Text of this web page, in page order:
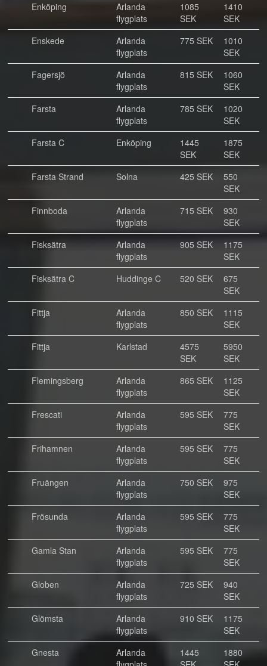
Enköping
Arlanda
flygplats
1085
SEK
1410
SEK
Enskede
Arlanda
flygplats
775 SEK
1010
SEK
Fagersjö
Arlanda
flygplats
815 SEK
1060
SEK
Farsta
Arlanda
flygplats
785 SEK
1020
SEK
Farsta C
Enköping
1445
SEK
1875
SEK
Farsta Strand
Solna 425 SEK
550
SEK
Finnboda
Arlanda
flygplats
715 SEK
930
SEK
Fisksätra
Arlanda
flygplats
905 SEK
1175
SEK
Fisksätra C
Huddinge C 520 SEK
675
SEK
Fittja
Arlanda
flygplats
850 SEK
1115
SEK
Fittja
Karlstad
4575
SEK
5950
SEK
Flemingsberg
Arlanda
flygplats
865 SEK
1125
SEK
Frescati
Arlanda
flygplats
595 SEK
775
SEK
Frihamnen
Arlanda
flygplats
595 SEK
775
SEK
Fruängen
Arlanda
flygplats
750 SEK
975
SEK
Frösunda
Arlanda
flygplats
595 SEK
775
SEK
Gamla Stan
Arlanda
flygplats
595 SEK
775
SEK
Globen
Arlanda
flygplats
725 SEK
940
SEK
Glömsta
Arlanda
flygplats
910 SEK
1175
SEK
Gnesta
Arlanda
1445
1880